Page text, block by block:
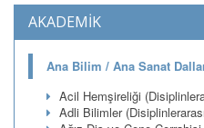
AKADEMİK
Ana Bilim / Ana Sanat
Acil Hemşireliği
Adli Bilimler